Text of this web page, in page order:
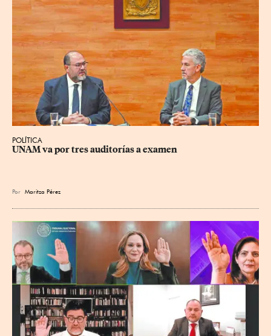
POLÍTICA
UNAM va por tres auditorías a examen
Por Maritza Pérez